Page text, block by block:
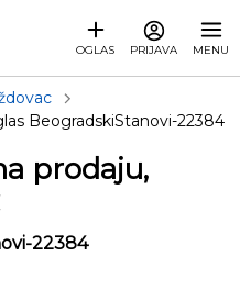
OGLAS PRIJAVA MENU
BeogradskiStanovi-22384
prodaju,
22384